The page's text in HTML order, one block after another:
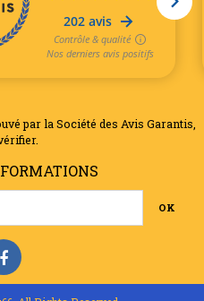
par la Société des Avis Garantis,
.